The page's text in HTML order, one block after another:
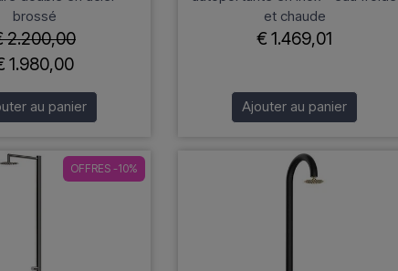
brossé
2.200,00
1.980,00
au panier
et chaude
€ 1.469,01
Ajouter au panier
OFFRES -10%